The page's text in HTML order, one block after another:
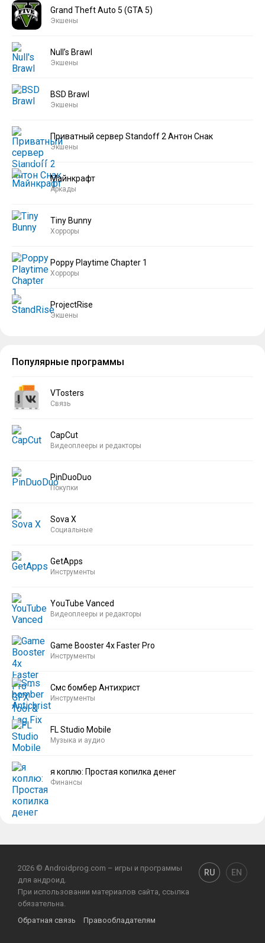
Grand Theft Auto 5 (GTA 5)
Экшены
Null’s Brawl
Экшены
BSD Brawl
Экшены
Приватный сервер Standoff 2 Антон Снак
Экшены
Майнкрафт
Аркады
Tiny Bunny
Хорроры
Poppy Playtime Chapter 1
Хорроры
ProjectRise
Экшены
Популярные программы
VTosters
Связь
CapCut
Видеоплееры и редакторы
PinDuoDuo
Покупки
Sova X
Социальные
GetApps
Инструменты
YouTube Vanced
Видеоплееры и редакторы
Game Booster 4x Faster Pro
Инструменты
Смс бомбер Антихрист
Инструменты
FL Studio Mobile
Музыка и аудио
я коплю: Простая копилка денег
Финансы
2026 © Androidprog.com – игры и программы
для андроид.
При использовании материалов сайта, ссылка
обязательна.
Обратная связь
Правообладателям
RU EN